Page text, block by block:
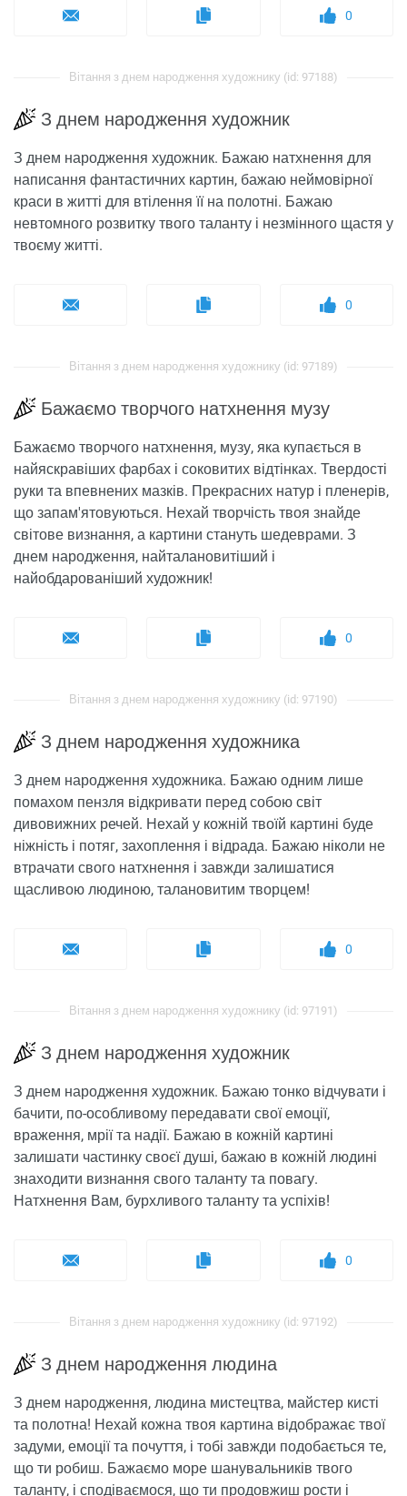
0
Вітання з днем ​​народження художнику (id: 97188)
З днем ​​народження художник
З днем ​​народження художник. Бажаю натхнення для
написання фантастичних картин, бажаю неймовірної
краси в житті для втілення її на полотні. Бажаю
невтомного розвитку твого таланту і незмінного щастя у
твоєму житті.
0
Вітання з днем ​​народження художнику (id: 97189)
Бажаємо творчого натхнення музу
Бажаємо творчого натхнення, музу, яка купається в
найяскравіших фарбах і соковитих відтінках. Твердості
руки та впевнених мазків. Прекрасних натур і пленерів,
що запам'ятовуються. Нехай творчість твоя знайде
світове визнання, а картини стануть шедеврами. З
днем ​​народження, найталановитіший і
найобдарованіший художник!
0
Вітання з днем ​​народження художнику (id: 97190)
З днем ​​народження художника
З днем ​​народження художника. Бажаю одним лише
помахом пензля відкривати перед собою світ
дивовижних речей. Нехай у кожній твоїй картині буде
ніжність і потяг, захоплення і відрада. Бажаю ніколи не
втрачати свого натхнення і завжди залишатися
щасливою людиною, талановитим творцем!
0
Вітання з днем ​​народження художнику (id: 97191)
З днем ​​народження художник
З днем ​​народження художник. Бажаю тонко відчувати і
бачити, по-особливому передавати свої емоції,
враження, мрії та надії. Бажаю в кожній картині
залишати частинку своєї душі, бажаю в кожній людині
знаходити визнання свого таланту та повагу.
Натхнення Вам, бурхливого таланту та успіхів!
0
Вітання з днем ​​народження художнику (id: 97192)
З днем ​​народження людина
З днем ​​народження, людина мистецтва, майстер кисті
та полотна! Нехай кожна твоя картина відображає твої
задуми, емоції та почуття, і тобі завжди подобається те,
що ти робиш. Бажаємо море шанувальників твого
таланту, і сподіваємося, що ти продовжиш рости і